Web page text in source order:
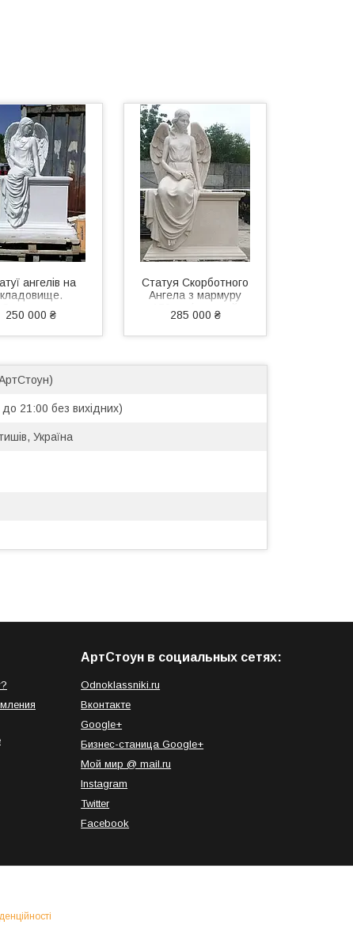
ангелів на
кладовище.
Скульптура
ангел,
на тумбі з
250 000 ₴
Статуя Скорботного
Ангела з мармуру
170 см (штучний
мармур) —
преміальна
285 000 ₴
21:00 без вихідних)
Україна
АртСтоун в социальных сетях:
Odnoklassniki.ru
Вконтакте
Google+
Бизнес-станица Google+
Мой мир @ mail.ru
Instagram
Twitter
Facebook